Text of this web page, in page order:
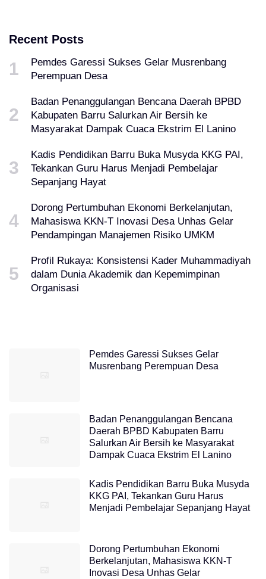
Recent Posts
Pemdes Garessi Sukses Gelar Musrenbang
Perempuan Desa
Badan Penanggulangan Bencana Daerah BPBD
Kabupaten Barru Salurkan Air Bersih ke
Masyarakat Dampak Cuaca Ekstrim El Lanino
Kadis Pendidikan Barru Buka Musyda KKG PAI,
Tekankan Guru Harus Menjadi Pembelajar
Sepanjang Hayat
Dorong Pertumbuhan Ekonomi Berkelanjutan,
Mahasiswa KKN-T Inovasi Desa Unhas Gelar
Pendampingan Manajemen Risiko UMKM
Profil Rukaya: Konsistensi Kader Muhammadiyah
dalam Dunia Akademik dan Kepemimpinan
Organisasi
Pemdes Garessi Sukses Gelar
Musrenbang Perempuan Desa
Badan Penanggulangan Bencana
Daerah BPBD Kabupaten Barru
Salurkan Air Bersih ke Masyarakat
Dampak Cuaca Ekstrim El Lanino
Kadis Pendidikan Barru Buka Musyda
KKG PAI, Tekankan Guru Harus
Menjadi Pembelajar Sepanjang Hayat
Dorong Pertumbuhan Ekonomi
Berkelanjutan, Mahasiswa KKN-T
Inovasi Desa Unhas Gelar